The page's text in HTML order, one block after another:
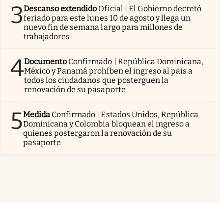
3Descanso extendido Oficial | El Gobierno decretó
feriado para este lunes 10 de agosto y llega un
nuevo fin de semana largo para millones de
trabajadores
4Documento Confirmado | República Dominicana,
México y Panamá prohíben el ingreso al país a
todos los ciudadanos que posterguen la
renovación de su pasaporte
5Medida Confirmado | Estados Unidos, República
Dominicana y Colombia bloquean el ingreso a
quienes postergaron la renovación de su
pasaporte